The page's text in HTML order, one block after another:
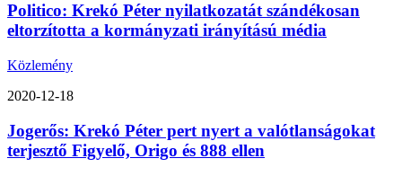
Politico: Krekó Péter nyilatkozatát szándékosan
eltorzította a kormányzati irányítású média
Közlemény
2020-12-18
Jogerős: Krekó Péter pert nyert a valótlanságokat
terjesztő Figyelő, Origo és 888 ellen